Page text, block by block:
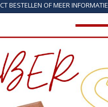
BESTELLEN OF MEER INFORMATIE